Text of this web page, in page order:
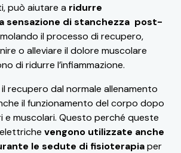
può aiutare a ridurre
sensazione di stanchezza post-
il processo di recupero,
o alleviare il dolore muscolare
di ridurre l’infiammazione.
recupero dal normale allenamento
il funzionamento del corpo dopo
e muscolari. Questo perché queste
vengono utilizzate anche
le sedute di fisioterapiaper